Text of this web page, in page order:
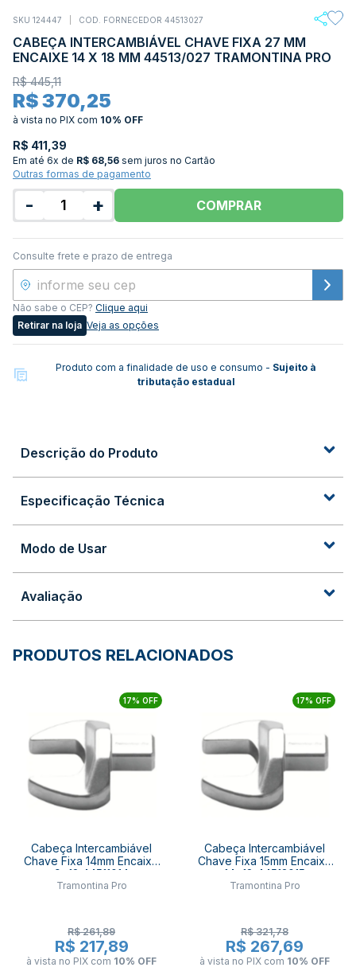
SKU 124447 COD. FORNECEDOR 44513027
CABEÇA INTERCAMBIÁVEL CHAVE FIXA 27 MM
ENCAIXE 14 X 18 MM 44513/027 TRAMONTINA PRO
R$ 445,11
R$ 370,25
à vista no PIX com 10% OFF
R$ 411,39
Em até 6x de R$ 68,56 sem juros no Cartão
Outras formas de pagamento
- + COMPRAR
Consulte frete e prazo de entrega
Não sabe o CEP? Clique aqui
Retirar na loja Veja as opções
Produto com a finalidade de uso e consumo - Sujeito à
tributação estadual
Descrição do Produto
Especificação Técnica
Modo de Usar
Avaliação
PRODUTOS RELACIONADOS
17% OFF
Cabeça Intercambiável
Chave Fixa 14mm Encaixe
9x12 44511014
TRAMONTINA PRO
Tramontina Pro
R$ 261,89
R$ 217,89
à vista no PIX com 10% OFF
17% OFF
Cabeça Intercambiável
Chave Fixa 15mm Encaixe
14x18 44513015
TRAMONTINA PRO
Tramontina Pro
R$ 321,78
R$ 267,69
à vista no PIX com 10% OFF